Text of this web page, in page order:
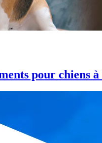
pour chiens à